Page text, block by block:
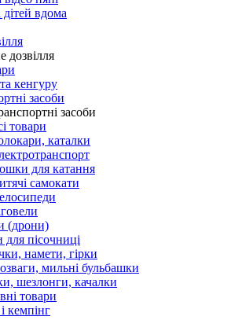
дітей вдома
дозвілля
кенгуру
засоби
засоби
товари
каталки
для катання
самокати
(дрони)
для пісочниці
намети, гірки
мильні бульбашки
шезлонги, качалки
товари
кемпінг